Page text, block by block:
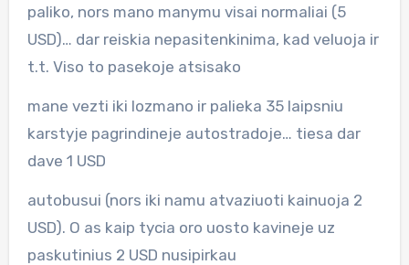
paliko, nors mano manymu visai normaliai (5
USD)… dar reiskia nepasitenkinima, kad veluoja ir
t.t. Viso to pasekoje atsisako
mane vezti iki lozmano ir palieka 35 laipsniu
karstyje pagrindineje autostradoje… tiesa dar
dave 1 USD
autobusui (nors iki namu atvaziuoti kainuoja 2
USD). O as kaip tycia oro uosto kavineje uz
paskutinius 2 USD nusipirkau